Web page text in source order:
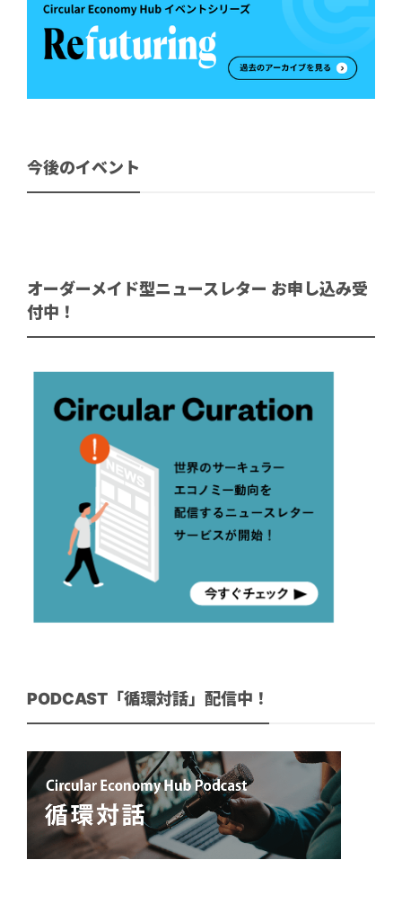
今後のイベント
オーダーメイド型ニュースレター お申し込み受
付中！
PODCAST「循環対話」配信中！